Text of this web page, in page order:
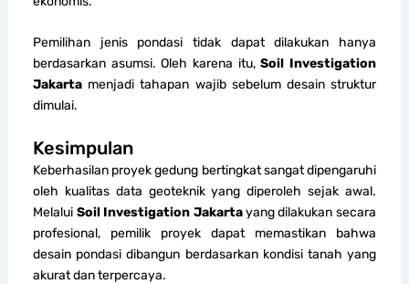
Pemilihan jenis pondasi tidak dapat dilakukan hanya
berdasarkan asumsi. Oleh karena itu,Soil Investigation
Jakarta menjadi tahapan wajib sebelum desain struktur
dimulai.
Kesimpulan
Keberhasilan proyek gedung bertingkat sangat dipengaruhi
oleh kualitas data geoteknik yang diperoleh sejak awal.
Melalui Soil Investigation Jakartayang dilakukan secara
profesional, pemilik proyek dapat memastikan bahwa
desain pondasi dibangun berdasarkan kondisi tanah yang
akurat dan terpercaya.